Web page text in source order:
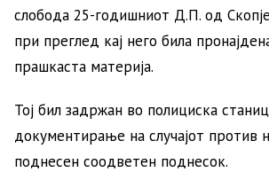
слобода 25-годишниот Д.П. од
при преглед кај него била
прашкаста материја.
Тој бил задржан во полициска
документирање на случајот против
поднесен соодветен поднесок.